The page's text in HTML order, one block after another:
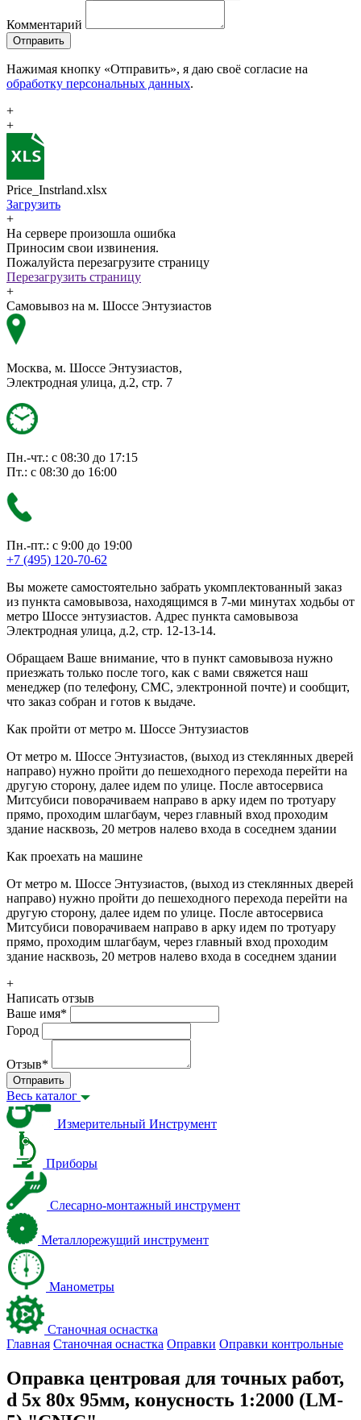
Комментарий
Отправить
Нажимая кнопку «Отправить», я даю своё согласие на
обработку персональных данных.
+
+
Price_Instrland.xlsx
Загрузить
+
На сервере произошла ошибка
Приносим свои извинения.
Пожалуйста перезагрузите страницу
Перезагрузить страницу
+
Самовывоз на м. Шоссе Энтузиастов
Москва, м. Шоссе Энтузиастов,
Электродная улица, д.2, стр. 7
Пн.-чт.: с 08:30 до 17:15
Пт.: с 08:30 до 16:00
Пн.-пт.: с 9:00 до 19:00
+7 (495) 120-70-62
Вы можете самостоятельно забрать укомплектованный заказ
из пункта самовывоза, находящимся в 7-ми минутах ходьбы от
метро Шоссе энтузиастов. Адрес пункта самовывоза
Электродная улица, д.2, стр. 12-13-14.
Обращаем Ваше внимание, что в пункт самовывоза нужно
приезжать только после того, как с вами свяжется наш
менеджер (по телефону, СМС, электронной почте) и сообщит,
что заказ собран и готов к выдаче.
Как пройти от метро м. Шоссе Энтузиастов
От метро м. Шоссе Энтузиастов, (выход из стеклянных дверей
направо) нужно пройти до пешеходного перехода перейти на
другую сторону, далее идем по улице. После автосервиса
Митсубиси поворачиваем направо в арку идем по тротуару
прямо, проходим шлагбаум, через главный вход проходим
здание насквозь, 20 метров налево входа в соседнем здании
Как проехать на машине
От метро м. Шоссе Энтузиастов, (выход из стеклянных дверей
направо) нужно пройти до пешеходного перехода перейти на
другую сторону, далее идем по улице. После автосервиса
Митсубиси поворачиваем направо в арку идем по тротуару
прямо, проходим шлагбаум, через главный вход проходим
здание насквозь, 20 метров налево входа в соседнем здании
+
Написать отзыв
Ваше имя*
Город
Отзыв*
Отправить
Весь каталог
Измерительный Инструмент
Приборы
Слесарно-монтажный инструмент
Металлорежущий инструмент
Манометры
Станочная оснастка
Главная Станочная оснастка Оправки Оправки контрольные
Оправка центровая для точных работ,
d 5х 80х 95мм, конусность 1:2000 (LM-